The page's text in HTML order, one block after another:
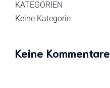
KATEGORIEN
Keine Kategorie
Keine Kommentare